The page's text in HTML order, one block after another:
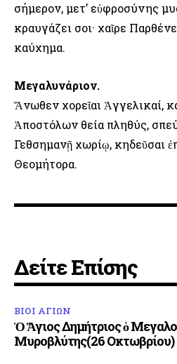
σήμερον, μετ’ εὐφροσύνης
κραυγάζει σοι· χαῖρε
καύχημα.
Μεγαλυνάριον.
Ἄνωθεν χορεῖαι Ἀγγελικαί,
Ἀποστόλων θεία πληθύς,
Γεθσημανῇ χωρίῳ, κηδεῦσαι
Θεομήτορα.
Δείτε Επίσης
ΒΙΟΙ ΑΓΙΩΝ
Ὁ Ἅγιος Δημήτριος ὁ
Μυροβλύτης(26 Οκτωβρίου)